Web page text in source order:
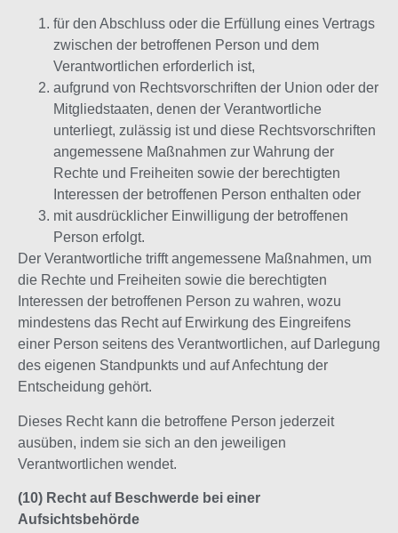
für den Abschluss oder die Erfüllung eines Vertrags
zwischen der betroffenen Person und dem
Verantwortlichen erforderlich ist,
aufgrund von Rechtsvorschriften der Union oder der
Mitgliedstaaten, denen der Verantwortliche
unterliegt, zulässig ist und diese Rechtsvorschriften
angemessene Maßnahmen zur Wahrung der
Rechte und Freiheiten sowie der berechtigten
Interessen der betroffenen Person enthalten oder
mit ausdrücklicher Einwilligung der betroffenen
Person erfolgt.
Der Verantwortliche trifft angemessene Maßnahmen, um
die Rechte und Freiheiten sowie die berechtigten
Interessen der betroffenen Person zu wahren, wozu
mindestens das Recht auf Erwirkung des Eingreifens
einer Person seitens des Verantwortlichen, auf Darlegung
des eigenen Standpunkts und auf Anfechtung der
Entscheidung gehört.
Dieses Recht kann die betroffene Person jederzeit
ausüben, indem sie sich an den jeweiligen
Verantwortlichen wendet.
(10) Recht auf Beschwerde bei einer
Aufsichtsbehörde